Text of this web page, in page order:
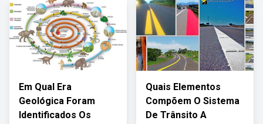
Em Qual Era
Geológica Foram
Identificados Os
Quais Elementos
Compõem O Sistema
De Trânsito A